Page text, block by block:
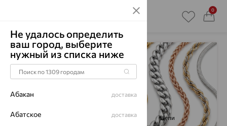
0
Цепи
Не удалось определить
ваш город, выберите
нужный из списка ниже
Абакан доставка
Абатское доставка